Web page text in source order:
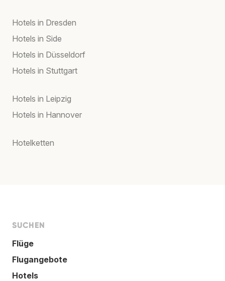
Hotels in Dresden
Hotels in Side
Hotels in Düsseldorf
Hotels in Stuttgart
Hotels in Leipzig
Hotels in Hannover
Hotelketten
SUCHEN
Flüge
Flugangebote
Hotels